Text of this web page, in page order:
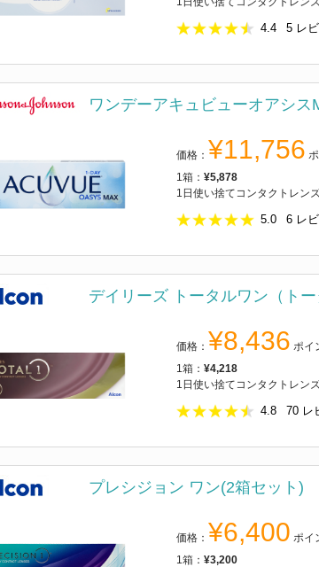
4.4 5 レ
ワンデーアキュビューオアシス
価格： ¥11,756
1箱： ¥5,878
1日使い捨てコンタクトレン
5.0 6 レ
デイリーズ トータルワン（ト
価格： ¥8,436 ポイ
1箱： ¥4,218
1日使い捨てコンタクトレン
4.8 70 レ
プレシジョン ワン(2箱セット)
価格： ¥6,400 ポイ
1箱： ¥3,200